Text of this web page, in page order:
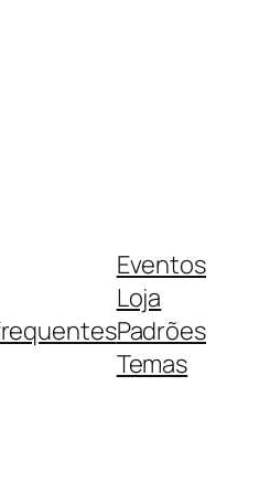
Eventos
Loja
Padrões
Temas